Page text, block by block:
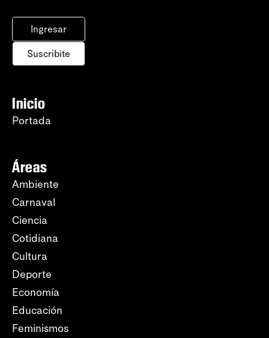
Ingresar
Suscribite
Inicio
Portada
Áreas
Ambiente
Carnaval
Ciencia
Cotidiana
Cultura
Deporte
Economía
Educación
Feminismos